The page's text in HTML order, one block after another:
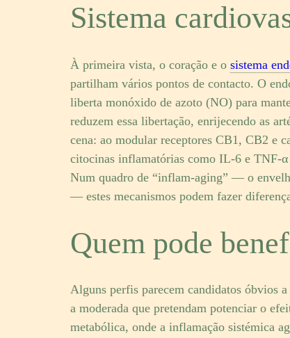
Sistema
À primeira vista, o coração e o sistema
partilham vários pontos de contacto. O
liberta monóxido de azoto (NO) para
reduzem essa libertação, enrijecendo as
cena: ao modular receptores CB1, CB2 e
citocinas inflamatórias como IL-6 e TNF-
Num quadro de “inflam-aging” — o
— estes mecanismos podem fazer
Quem pode
Alguns perfis parecem candidatos óbvios
a moderada que pretendam potenciar o
metabólica, onde a inflamação sistémica